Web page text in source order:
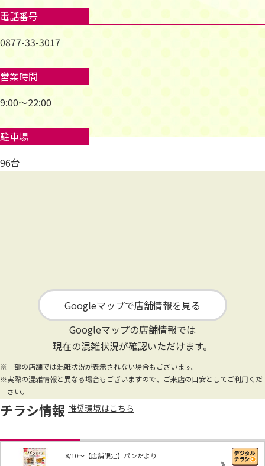
電話番号
0877-33-3017
営業時間
9:00～22:00
駐車場
96台
Googleマップで店舗情報を見る
Googleマップの店舗情報では
現在の混雑状況が確認いただけます。
※一部の店舗では混雑状況が表示されない場合もございます。
※実際の混雑情報と異なる場合もございますので、ご来店の目安としてご利用くだ
さい。
チラシ情報 推奨環境はこちら
8/10～【店舗限定】パンだより